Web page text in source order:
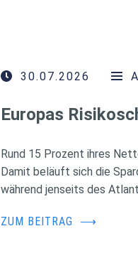
30.07.2026
Europas
Rund 15 Prozent ihres
Damit beläuft sich die
während jenseits des
ZUM BEITRAG ⟶